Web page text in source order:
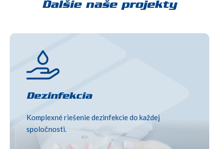
Ďalšie naše projekty
Dezinfekcia
Komplexné riešenie dezinfekcie do každej
spoločnosti.